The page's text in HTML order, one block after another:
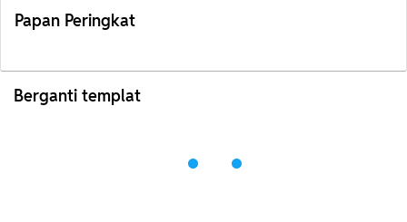
Papan Peringkat
Berganti templat